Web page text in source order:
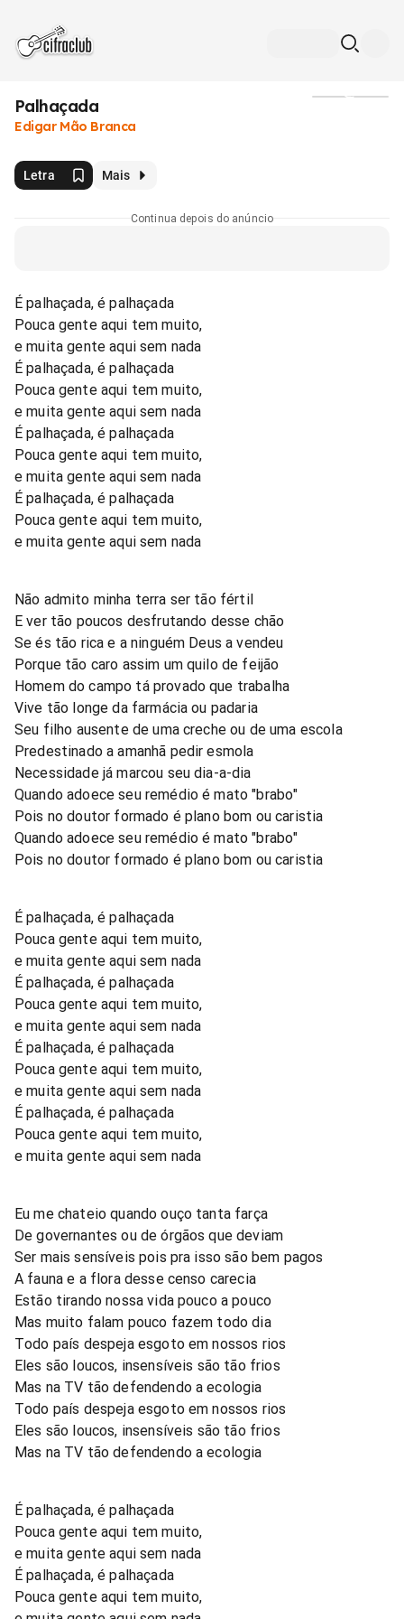
Palhaçada
Edigar Mão Branca
Letra Mais
Continua depois do anúncio
É palhaçada, é palhaçada
Pouca gente aqui tem muito,
e muita gente aqui sem nada
É palhaçada, é palhaçada
Pouca gente aqui tem muito,
e muita gente aqui sem nada
É palhaçada, é palhaçada
Pouca gente aqui tem muito,
e muita gente aqui sem nada
É palhaçada, é palhaçada
Pouca gente aqui tem muito,
e muita gente aqui sem nada
Não admito minha terra ser tão fértil
E ver tão poucos desfrutando desse chão
Se és tão rica e a ninguém Deus a vendeu
Porque tão caro assim um quilo de feijão
Homem do campo tá provado que trabalha
Vive tão longe da farmácia ou padaria
Seu filho ausente de uma creche ou de uma escola
Predestinado a amanhã pedir esmola
Necessidade já marcou seu dia-a-dia
Quando adoece seu remédio é mato "brabo"
Pois no doutor formado é plano bom ou caristia
Quando adoece seu remédio é mato "brabo"
Pois no doutor formado é plano bom ou caristia
É palhaçada, é palhaçada
Pouca gente aqui tem muito,
e muita gente aqui sem nada
É palhaçada, é palhaçada
Pouca gente aqui tem muito,
e muita gente aqui sem nada
É palhaçada, é palhaçada
Pouca gente aqui tem muito,
e muita gente aqui sem nada
É palhaçada, é palhaçada
Pouca gente aqui tem muito,
e muita gente aqui sem nada
Eu me chateio quando ouço tanta farça
De governantes ou de órgãos que deviam
Ser mais sensíveis pois pra isso são bem pagos
A fauna e a flora desse censo carecia
Estão tirando nossa vida pouco a pouco
Mas muito falam pouco fazem todo dia
Todo país despeja esgoto em nossos rios
Eles são loucos, insensíveis são tão frios
Mas na TV tão defendendo a ecologia
Todo país despeja esgoto em nossos rios
Eles são loucos, insensíveis são tão frios
Mas na TV tão defendendo a ecologia
É palhaçada, é palhaçada
Pouca gente aqui tem muito,
e muita gente aqui sem nada
É palhaçada, é palhaçada
Pouca gente aqui tem muito,